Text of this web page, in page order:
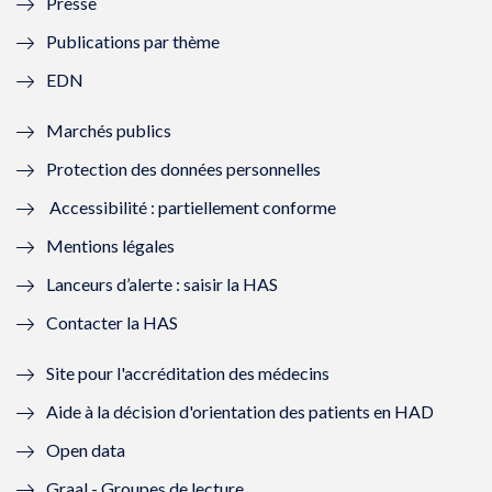
f
n
ê
t
r
e
)
e
n
ê
r
)
ê
t
e
ê
)
Publications par thème
EDN
Marchés publics
Protection des données personnelles
Accessibilité : partiellement conforme
Mentions légales
Lanceurs d’alerte : saisir la HAS
Contacter la HAS
Site pour l'accréditation des médecins
Aide à la décision d'orientation des patients en HAD
Open data